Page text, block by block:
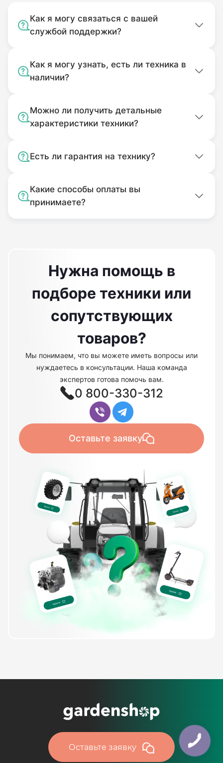
Как я могу связаться с вашей
службой поддержки?
Как я могу узнать, есть ли техника в
наличии?
Можно ли получить детальные
характеристики техники?
Есть ли гарантия на технику?
Какие способы оплаты вы
принимаете?
Нужна помощь в
подборе техники или
сопутствующих
товаров?
Мы понимаем, что вы можете иметь вопросы или
нуждаетесь в консультации. Наша команда
экспертов готова помочь вам.
0 800-330-312
Оставьте заявку
Оставьте заявку